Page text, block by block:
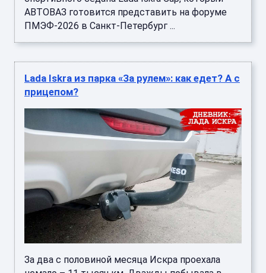
АВТОВАЗ готовится представить на форуме
ПМЭФ-2026 в Санкт-Петербург ...
Lada Iskra из парка «За рулем»: как едет? А с
прицепом?
За два с половиной месяца Искра проехала